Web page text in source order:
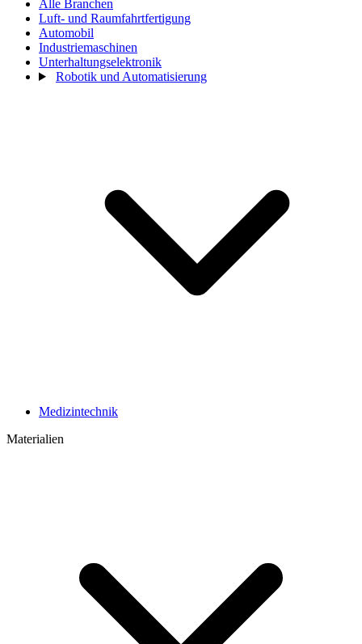
Alle Branchen
Luft- und Raumfahrtfertigung
Automobil
Industriemaschinen
Unterhaltungselektronik
Robotik und Automatisierung
Medizintechnik
Materialien